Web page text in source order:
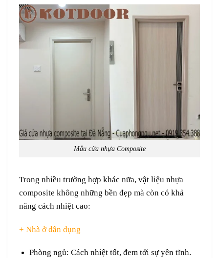
Mẫu cửa nhựa Composite
Trong nhiều trường hợp khác nữa, vật liệu nhựa
composite không những bền đẹp mà còn có khả
năng cách nhiệt cao:
+ Nhà ở dân dụng
Phòng ngủ: Cách nhiệttốt, đem tới sự yên tĩnh.